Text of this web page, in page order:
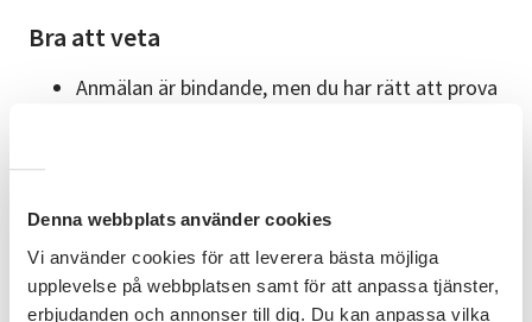
Denna webbplats använder cookies
Vi använder cookies för att leverera bästa möjliga
upplevelse på webbplatsen samt för att anpassa tjänster,
erbjudanden och annonser till dig. Du kan anpassa vilka
Bra att veta
Anmälan är bindande, men du har rätt att prova
vårterminen!Din anmälan gäller alltså ett helt
läsår
Med reservation för att startdatum kan komma
att ändras eller att kursen ej kan starta om för